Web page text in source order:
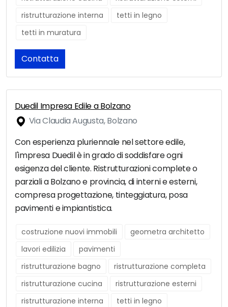
ristrutturazione interna
tetti in legno
tetti in muratura
Contatta
Duedil Impresa Edile a Bolzano
Via Claudia Augusta, Bolzano
Con esperienza pluriennale nel settore edile,
l'impresa Duedil è in grado di soddisfare ogni
esigenza del cliente. Ristrutturazioni complete o
parziali a Bolzano e provincia, di interni e esterni,
compresa progettazione, tinteggiatura, posa
pavimenti e impiantistica.
costruzione nuovi immobili
geometra architetto
lavori edilizia
pavimenti
ristrutturazione bagno
ristrutturazione completa
ristrutturazione cucina
ristrutturazione esterni
ristrutturazione interna
tetti in legno